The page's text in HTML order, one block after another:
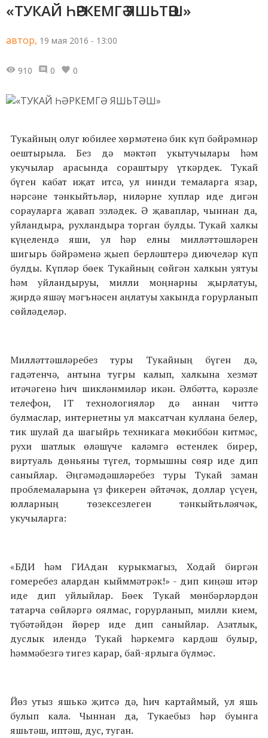
«ТУКАЙ ҺӘРКЕМГӘ ЯШЬТӘШ»
автор, 19 мая 2016 - 13:00
910 0 0
Тукайның олуг юбилее хөрмәтенә бик күп бәйрәмнәр
оештырыла. Без дә мәктәп укытучылары һәм
укучылар арасында сораштыру үткәрдек. Тукай
бүген кабат иҗат итсә, ул нинди темаларга язар,
нәрсәне тәнкыйтьләр, ниләрне хуплар иде дигән
сорауларга җавап эзләдек. Ә җаваплар, чыннан да,
уйландыра, рухландыра торган булды. Тукай халкы
күңелендә яши, ул һәр елны милләттәшләрен
шигырь бәйрәменә җыеп берләштерә диючеләр күп
булды. Күпләр бөек Тукайның сөйгән халкын уятуы
һәм уйландыруы, милли моңнарны җырлатуы,
җирдә яшәү мәгънәсен аңлатуы хакында горурланып
сөйләделәр.
Милләттәшләребез туры Тукайның бүген дә,
гадәтенчә, антына тугры калып, халкына хезмәт
итәчәгенә һич шикләнмиләр икән. Әлбәттә, кәрәзле
телефон, IT технологияләр дә аннан читтә
булмаслар, интернетны ул максатчан куллана белер,
тик шулай да шагыйрь техникага мөкиббән китмәс,
рухи шатлык өләшүче каләмгә өстенлек бирер,
виртуаль дөньяны түгел, тормышны сөяр иде дип
саныйлар. Әңгәмәдәшләребез туры Тукай заман
проблемаларына үз фикерен әйтәчәк, доллар үсүен,
юлларның төзексезлеген тәнкыйтьләячәк,
укучыларга:
«БДИ һәм ГИАдан курыкмагыз, Ходай биргән
гомеребез алардан кыйммәтрәк!» - дип киңәш итәр
иде дип уйлыйлар. Бөек Тукай мөнбәрләрдән
татарча сөйләргә оялмас, горурланып, милли кием,
түбәтәйдән йөрер иде дип саныйлар. Азатлык,
дуслык илендә Тукай һәркемгә кардәш булыр,
һәммәбезгә тигез карар, бай-ярлыга бүлмәс.
Йөз утыз яшькә җитсә дә, һич картаймый, ул яшь
булып кала. Чыннан да, Тукаебыз һәр буынга
яшьтәш, иптәш, дус, туган.